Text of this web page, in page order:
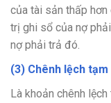
của tài sản thấp
trị ghi sổ của nợ
nợ phải trả đó.
(3) Chênh lệch
Là khoản chênh